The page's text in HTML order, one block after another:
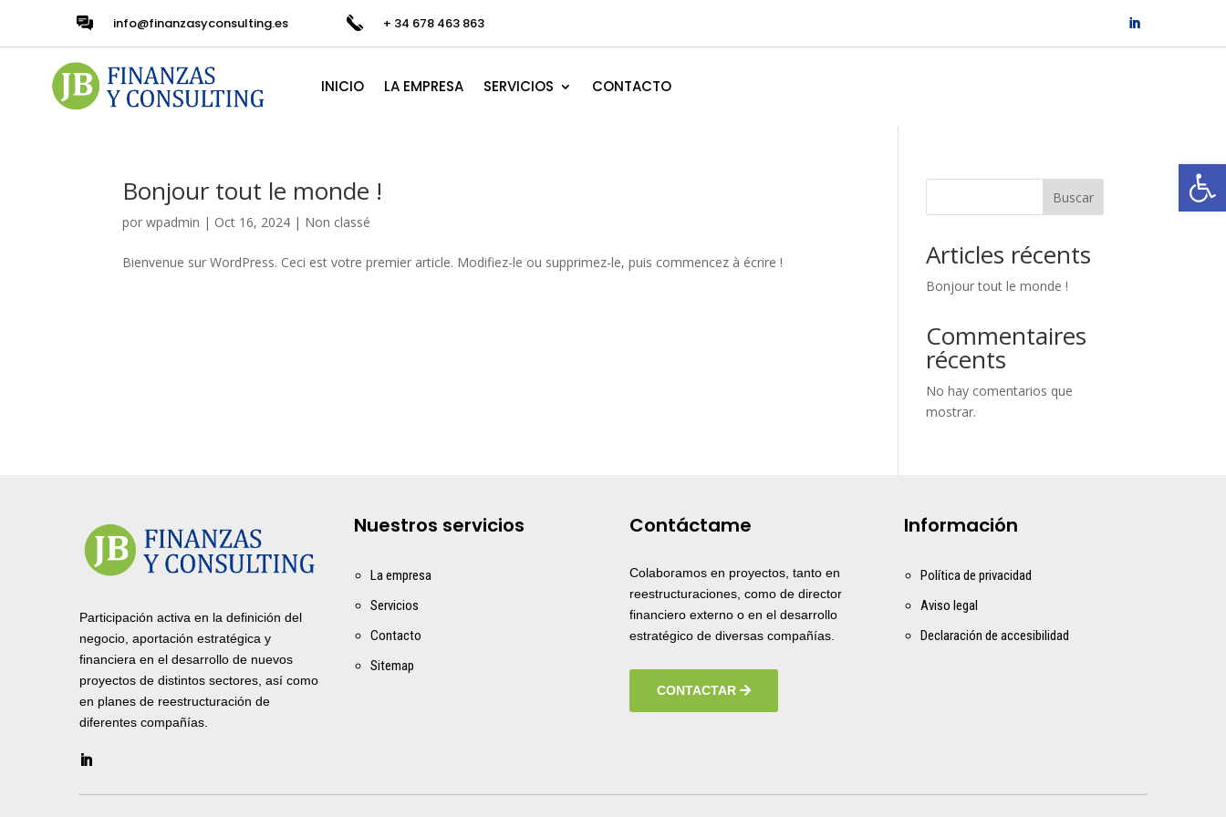
info@finanzasyconsulting.es + 34 678 463 863
INICIO LA EMPRESA SERVICIOS CONTACTO
Bonjour tout le monde !
porwpadmin | Oct 16, 2024 | Non classé
Bienvenue sur WordPress. Ceci est votre premier article. Modifiez-le ou supprimez-le, puis commencez à écrire !
Buscar
Articles récents
Bonjour tout le monde !
Commentaires
récents
No hay comentarios que
mostrar.
Participación activa en la definición del
negocio, aportación estratégica y
financiera en el desarrollo de nuevos
proyectos de distintos sectores, así como
en planes de reestructuración de
diferentes compañías.
Nuestros servicios
La empresa
Servicios
Contacto
Sitemap
Contáctame
Colaboramos en proyectos, tanto en
reestructuraciones, como de director
financiero externo o en el desarrollo
estratégico de diversas compañías.
CONTACTAR
Información
Política de privacidad
Aviso legal
Declaración de accesibilidad